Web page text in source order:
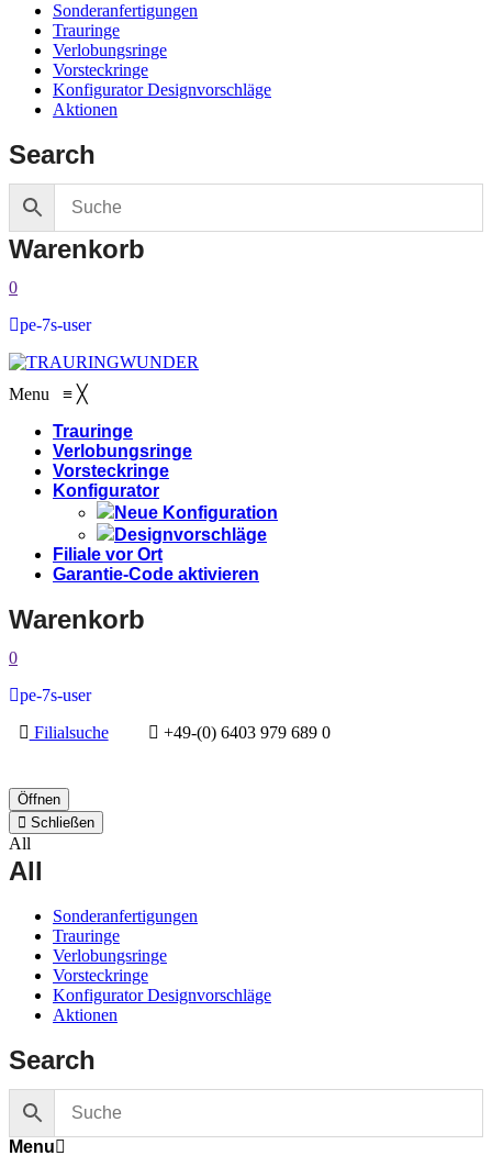
Sonderanfertigungen
Trauringe
Verlobungsringe
Vorsteckringe
Konfigurator Designvorschläge
Aktionen
Search
Warenkorb
0
pe-7s-user
Menu ≡ ╳
Trauringe
Verlobungsringe
Vorsteckringe
Konfigurator
Neue Konfiguration
Designvorschläge
Filiale vor Ort
Garantie-Code aktivieren
Warenkorb
0
pe-7s-user
Filialsuche
+49-(0) 6403 979 689 0
Öffnen
Schließen
All
All
Sonderanfertigungen
Trauringe
Verlobungsringe
Vorsteckringe
Konfigurator Designvorschläge
Aktionen
Search
Menu